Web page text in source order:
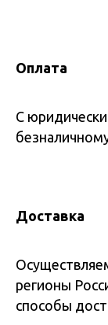
Оплата
С
Доставка
регионы
способы